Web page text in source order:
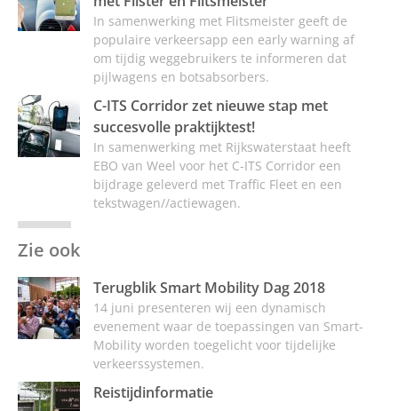
In samenwerking met Flitsmeister geeft de
populaire verkeersapp een early warning af
om tijdig weggebruikers te informeren dat
pijlwagens en botsabsorbers.
C-ITS Corridor zet nieuwe stap met
succesvolle praktijktest!
In samenwerking met Rijkswaterstaat heeft
EBO van Weel voor het C-ITS Corridor een
bijdrage geleverd met Traffic Fleet en een
tekstwagen//actiewagen.
Zie ook
Terugblik Smart Mobility Dag 2018
14 juni presenteren wij een dynamisch
evenement waar de toepassingen van Smart-
Mobility worden toegelicht voor tijdelijke
verkeerssystemen.
Reistijdinformatie